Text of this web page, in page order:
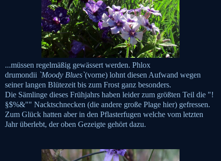
...müssen regelmäßig gewässert werden. Phlox
drumondii `Moody Blues`(vorne) lohnt diesen Aufwand wegen
seiner langen Blütezeit bis zum Frost ganz besonders.
Die Sämlinge dieses Frühjahrs haben leider zum größten Teil die "!
§$%&"" Nacktschnecken (die andere große Plage hier) gefressen.
Zum Glück hatten aber in den Pflasterfugen welche vom letzten
Jahr überlebt, der oben Gezeigte gehört dazu.